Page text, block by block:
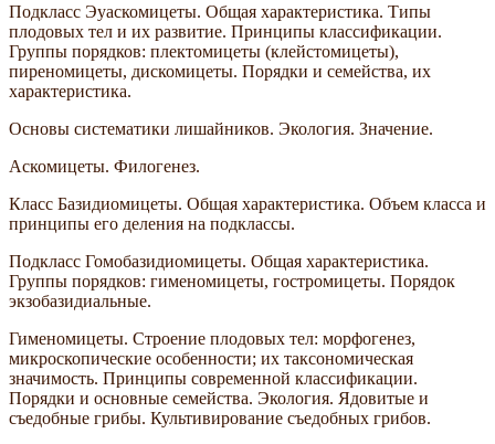
Подкласс Эуаскомицеты. Общая характеристика. Типы
плодовых тел и их развитие. Принципы классификации.
Группы порядков: плектомицеты (клейстомицеты),
пиреномицеты, дискомицеты. Порядки и семейства, их
характеристика.
Основы систематики лишайников. Экология. Значение.
Аскомицеты. Филогенез.
Класс Базидиомицеты. Общая характеристика. Объем класса и
принципы его деления на подклассы.
Подкласс Гомобазидиомицеты. Общая характеристика.
Группы порядков: гименомицеты, гостромицеты. Порядок
экзобазидиальные.
Гименомицеты. Строение плодовых тел: морфогенез,
микроскопические особенности; их таксономическая
значимость. Принципы современной классификации.
Порядки и основные семейства. Экология. Ядовитые и
съедобные грибы. Культивирование съедобных грибов.